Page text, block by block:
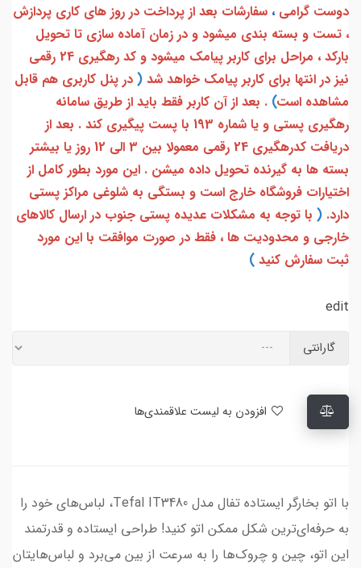
دوست گرامی ، سفارشات بعد از پرداخت در روز های کاری پردازش
، تست و بسته بندی میشود و در زمان آماده سازی تا تحویل
بارکد ، مراحل برای کاربر پیامک میشود و کد رهگیری 24 رقمی
نیز در انتها برای کاربر پیامک خواهد شد ( در پنل کاربری هم قابل
مشاهده است) . بعد از آن کاربر فقط باید از طریق سامانه
رهگیری پستی و یا شماره 193 با پست پیگیری کند . بعد از
دریافت کدرهگیری 24 رقمی معمولا بین 3 الی 12 روز یا بیشتر
بسته ها به گیرنده تحویل داده میشن . این مورد بطور کامل از
اختیارات فروشگاه خارج است و بستگی به شلوغی مراکز پستی
دارد. ( با توجه به مشکلات عدیده پستی جنوب در ارسال کالاهای
خارجی و محدودیت ها ، فقط در صورت موافقت با این مورد
ثبت سفارش کنید )
edit
گارانتی
با اتو بخارگر ایستاده تفال مدل Tefal IT3480، لباس‌های خود را
به حرفه‌ای‌ترین شکل ممکن اتو کنید! طراحی ایستاده و قدرتمند
این اتو، چین و چروک‌ها را به سرعت از بین می‌برد و لباس‌هایتان